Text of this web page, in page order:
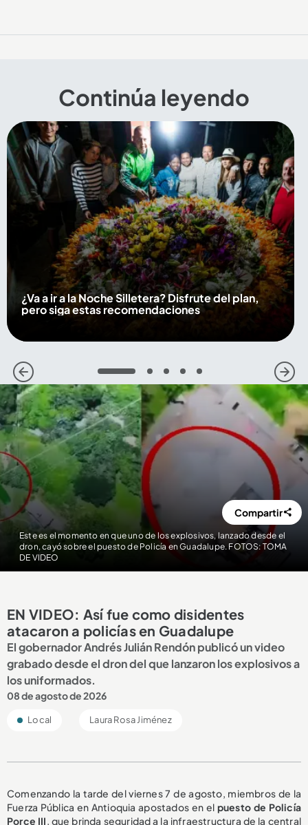
Continúa leyendo
¿Va a ir a la Noche Silletera? Disfrute del plan,
pero siga estas recomendaciones
1 2 3 4 5
Este es el momento en que uno de los explosivos, lanzado desde el
dron, cayó sobre el puesto de Policía en Guadalupe. FOTOS: TOMA
DE VIDEO
Compartir
EN VIDEO: Así fue como disidentes
atacaron a policías en Guadalupe
El gobernador Andrés Julián Rendón publicó un video
grabado desde el dron del que lanzaron los explosivos a
los uniformados.
08 de agosto de 2026
Local Laura Rosa Jiménez
Comenzando la tarde del viernes 7 de agosto, miembros de la
Fuerza Pública en Antioquia apostados en el puesto de Policía
Porce III, que brinda seguridad a la infraestructura de la central